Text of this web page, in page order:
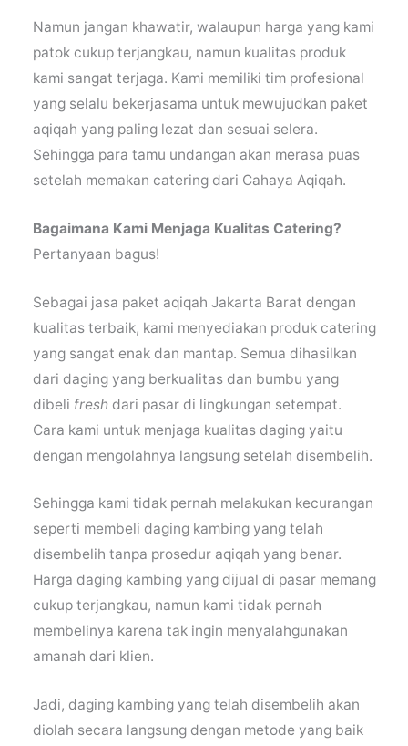
Namun jangan khawatir, walaupun harga yang kami
patok cukup terjangkau, namun kualitas produk
kami sangat terjaga. Kami memiliki tim profesional
yang selalu bekerjasama untuk mewujudkan paket
aqiqah yang paling lezat dan sesuai selera.
Sehingga para tamu undangan akan merasa puas
setelah memakan catering dari Cahaya Aqiqah.
Bagaimana Kami Menjaga Kualitas Catering?
Pertanyaan bagus!
Sebagai jasa paket aqiqah Jakarta Barat dengan
kualitas terbaik, kami menyediakan produk catering
yang sangat enak dan mantap. Semua dihasilkan
dari daging yang berkualitas dan bumbu yang
dibeli fresh dari pasar di lingkungan setempat.
Cara kami untuk menjaga kualitas daging yaitu
dengan mengolahnya langsung setelah disembelih.
Sehingga kami tidak pernah melakukan kecurangan
seperti membeli daging kambing yang telah
disembelih tanpa prosedur aqiqah yang benar.
Harga daging kambing yang dijual di pasar memang
cukup terjangkau, namun kami tidak pernah
membelinya karena tak ingin menyalahgunakan
amanah dari klien.
Jadi, daging kambing yang telah disembelih akan
diolah secara langsung dengan metode yang baik